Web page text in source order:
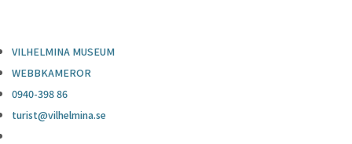
VILHELMINA MUSEUM
WEBBKAMEROR
0940-398 86
turist@vilhelmina.se